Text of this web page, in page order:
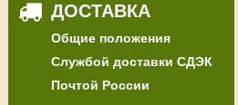
ДОСТАВКА
Общие положения
Службой доставки СДЭК
Почтой России